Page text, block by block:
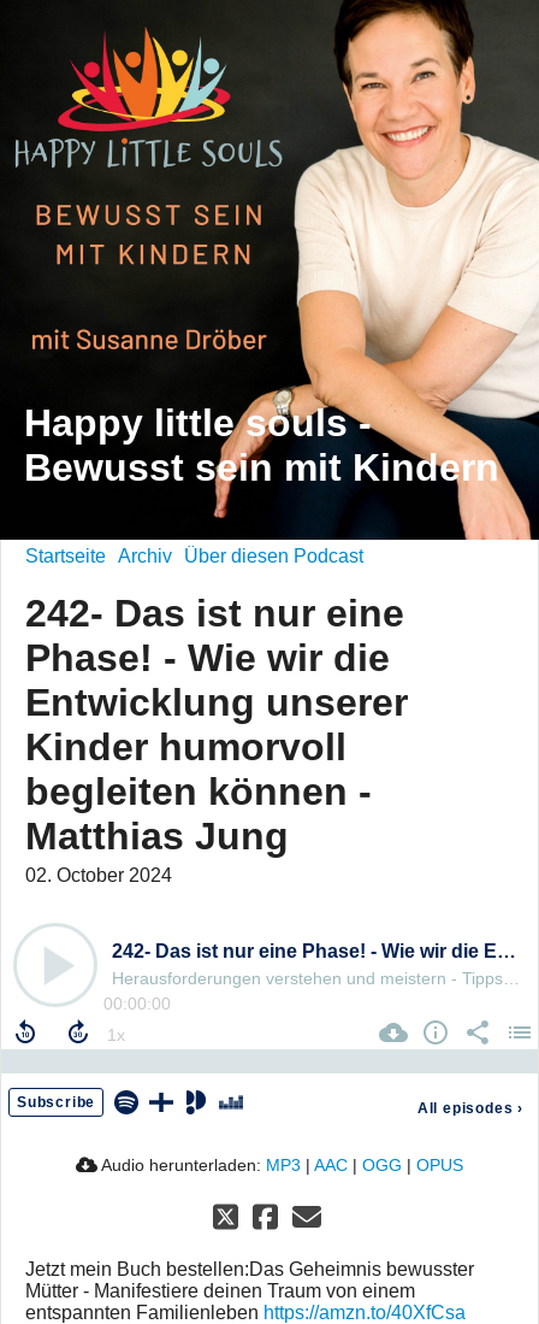
Happy little souls -
Bewusst sein mit Kindern
Startseite Archiv Über diesen Podcast
242- Das ist nur eine
Phase! - Wie wir die
Entwicklung unserer
Kinder humorvoll
begleiten können -
Matthias Jung
02. October 2024
242- Das ist nur eine Phase! - Wie wir die Entwicklung unserer Kinder humorvoll begleiten können - Matthias Jung
00:00:00
Subscribe All episodes ›
Audio herunterladen: MP3 | AAC | OGG | OPUS
Jetzt mein Buch bestellen:Das Geheimnis bewusster
Mütter - Manifestiere deinen Traum von einem
entspannten Familienleben https://amzn.to/40XfCsa